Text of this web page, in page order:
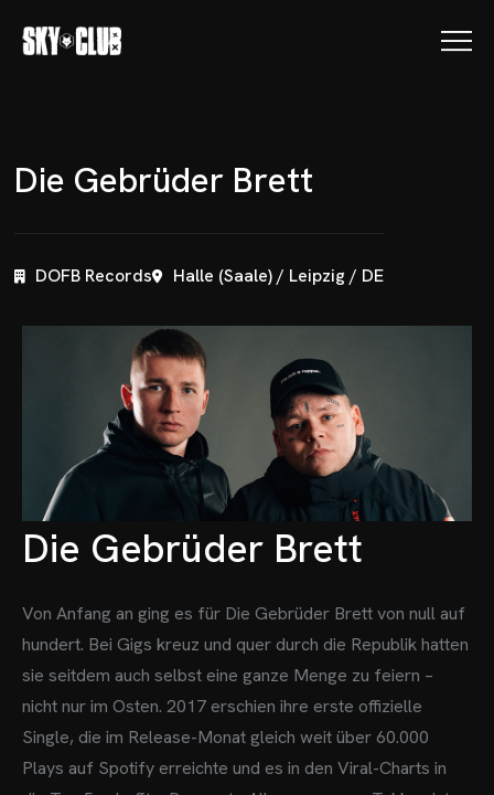
Die Gebrüder Brett
DOFB Records Halle (Saale) / Leipzig / DE
Die Gebrüder Brett
Von Anfang an ging es für Die Gebrüder Brett von null auf
hundert. Bei Gigs kreuz und quer durch die Republik hatten
sie seitdem auch selbst eine ganze Menge zu feiern –
nicht nur im Osten. 2017 erschien ihre erste offizielle
Single, die im Release-Monat gleich weit über 60.000
Plays auf Spotify erreichte und es in den Viral-Charts in